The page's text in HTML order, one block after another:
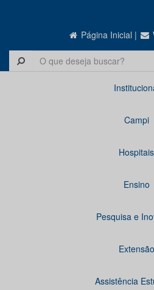
Página Inicial |
Campi
Hospitais
Ensino
Pesquisa e
Extensão
Assistência